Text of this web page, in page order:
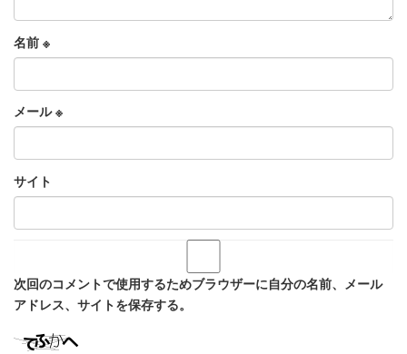
名前 ※
メール※
サイト
次回のコメントで使用するためブラウザーに自分の名前、メール
アドレス、サイトを保存する。